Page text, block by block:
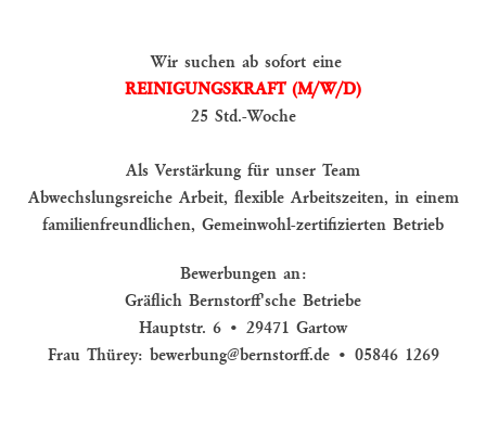
Wir suchen ab sofort eine
REINIGUNGSKRAFT (M/W/D)
25 Std.-Woche
Als Verstärkung für unser Team
Abwechslungsreiche Arbeit, flexible Arbeitszeiten, in einem
familienfreundlichen, Gemeinwohl-zertifizierten Betrieb
Bewerbungen an:
Gräflich Bernstorff'sche Betriebe
Hauptstr. 6 • 29471 Gartow
Frau Thürey: bewerbung@bernstorff.de• 05846 1269